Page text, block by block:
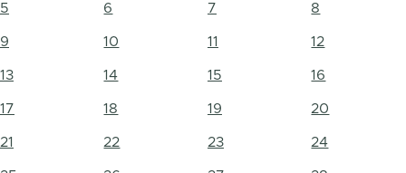
5 6 7 8
9 10 11 12
13 14 15 16
17 18 19 20
21 22 23 24